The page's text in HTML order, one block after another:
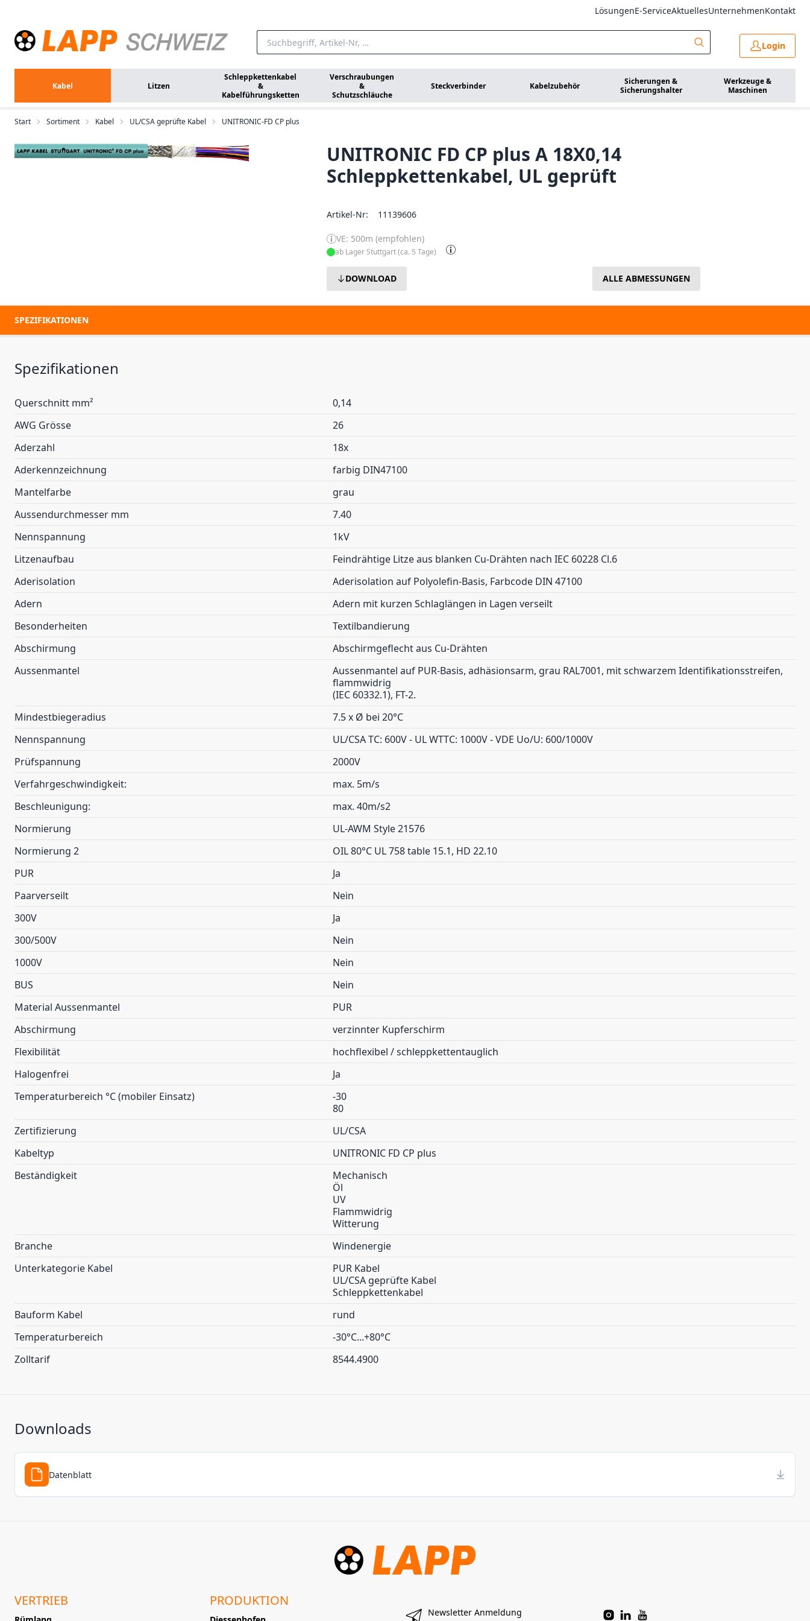
LösungenE-ServiceAktuellesUnternehmenKontakt
Login
Kabel Litzen
Schleppkettenkabel
&
Kabelführungsketten
Verschraubungen
&
Schutzschläuche
Steckverbinder Kabelzubehör
Sicherungen &
Sicherungshalter
Werkzeuge &
Maschinen
Start Sortiment Kabel UL/CSA geprüfte Kabel UNITRONIC-FD CP plus
UNITRONIC FD CP plus A 18X0,14
Schleppkettenkabel, UL geprüft
Artikel-Nr: 11139606
VE: 500m (empfohlen)
ab Lager Stuttgart (ca. 5 Tage)
DOWNLOAD ALLE ABMESSUNGEN
SPEZIFIKATIONEN
Spezifikationen
Querschnitt mm²
0,14
AWG Grösse
26
Aderzahl
18x
Aderkennzeichnung
farbig DIN47100
Mantelfarbe
grau
Aussendurchmesser mm
7.40
Nennspannung
1kV
Litzenaufbau
Feindrähtige Litze aus blanken Cu-Drähten nach IEC 60228 Cl.6
Aderisolation
Aderisolation auf Polyolefin-Basis, Farbcode DIN 47100
Adern
Adern mit kurzen Schlaglängen in Lagen verseilt
Besonderheiten
Textilbandierung
Abschirmung
Abschirmgeflecht aus Cu-Drähten
Aussenmantel
Aussenmantel auf PUR-Basis, adhäsionsarm, grau RAL7001, mit schwarzem Identifikationsstreifen,
flammwidrig
(IEC 60332.1), FT-2.
Mindestbiegeradius
7.5 x Ø bei 20°C
Nennspannung
UL/CSA TC: 600V - UL WTTC: 1000V - VDE Uo/U: 600/1000V
Prüfspannung
2000V
Verfahrgeschwindigkeit:
max. 5m/s
Beschleunigung:
max. 40m/s2
Normierung
UL-AWM Style 21576
Normierung 2
OIL 80°C UL 758 table 15.1, HD 22.10
PUR
Ja
Paarverseilt
Nein
300V
Ja
300/500V
Nein
1000V
Nein
BUS
Nein
Material Aussenmantel
PUR
Abschirmung
verzinnter Kupferschirm
Flexibilität
hochflexibel / schleppkettentauglich
Halogenfrei
Ja
Temperaturbereich °C (mobiler Einsatz)
-30
80
Zertifizierung
UL/CSA
Kabeltyp
UNITRONIC FD CP plus
Beständigkeit
Mechanisch
Öl
UV
Flammwidrig
Witterung
Branche
Windenergie
Unterkategorie Kabel
PUR Kabel
UL/CSA geprüfte Kabel
Schleppkettenkabel
Bauform Kabel
rund
Temperaturbereich
-30°C...+80°C
Zolltarif
8544.4900
Downloads
Datenblatt
VERTRIEB PRODUKTION
Newsletter Anmeldung